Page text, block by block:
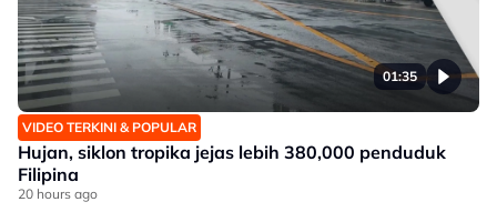
01:35
VIDEO TERKINI & POPULAR
Hujan, siklon tropika jejas lebih 380,000 penduduk
Filipina
20 hours ago